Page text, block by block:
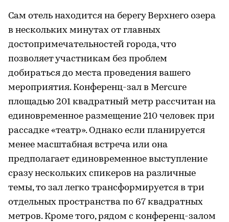
Сам отель находится на берегу Верхнего озера
в нескольких минутах от главных
достопримечательностей города, что
позволяет участникам без проблем
добираться до места проведения вашего
мероприятия. Конференц-зал в Mercure
площадью 201 квадратный метр рассчитан на
единовременное размещение 210 человек при
рассадке «театр». Однако если планируется
менее масштабная встреча или она
предполагает единовременное выступление
сразу нескольких спикеров на различные
темы, то зал легко трансформируется в три
отдельных пространства по 67 квадратных
метров. Кроме того, рядом с конференц-залом